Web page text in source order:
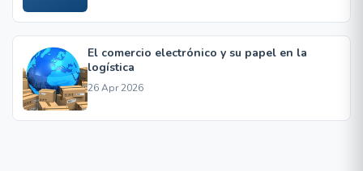
El comercio electrónico y su papel en la
logística
26 Apr 2026